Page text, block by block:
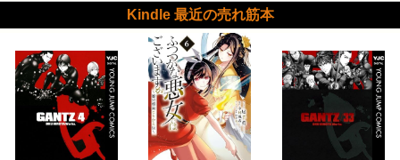
Kindle 最近の売れ筋本